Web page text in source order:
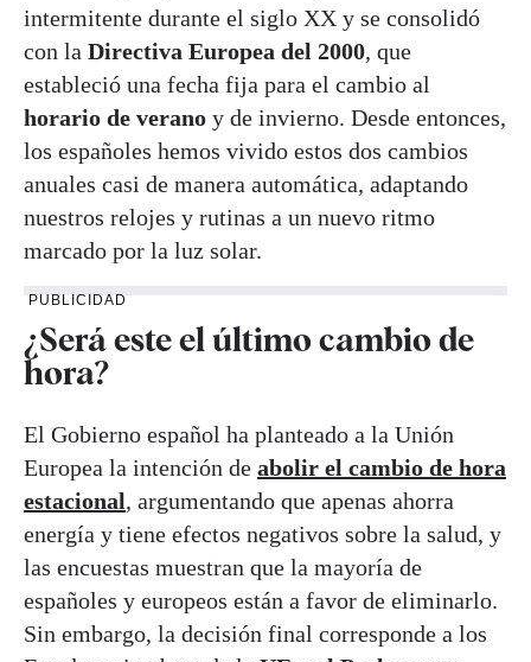
intermitente durante el siglo XX y se consolidó
con la Directiva Europea del 2000, que
estableció una fecha fija para el cambio al
horario de verano y de invierno. Desde entonces,
los españoles hemos vivido estos dos cambios
anuales casi de manera automática, adaptando
nuestros relojes y rutinas a un nuevo ritmo
marcado por la luz solar.
PUBLICIDAD
¿Será este el último cambio de
hora?
El Gobierno español ha planteado a la Unión
Europea la intención de abolir el cambio de hora
estacional, argumentando que apenas ahorra
energía y tiene efectos negativos sobre la salud, y
las encuestas muestran que la mayoría de
españoles y europeos están a favor de eliminarlo.
Sin embargo, la decisión final corresponde a los